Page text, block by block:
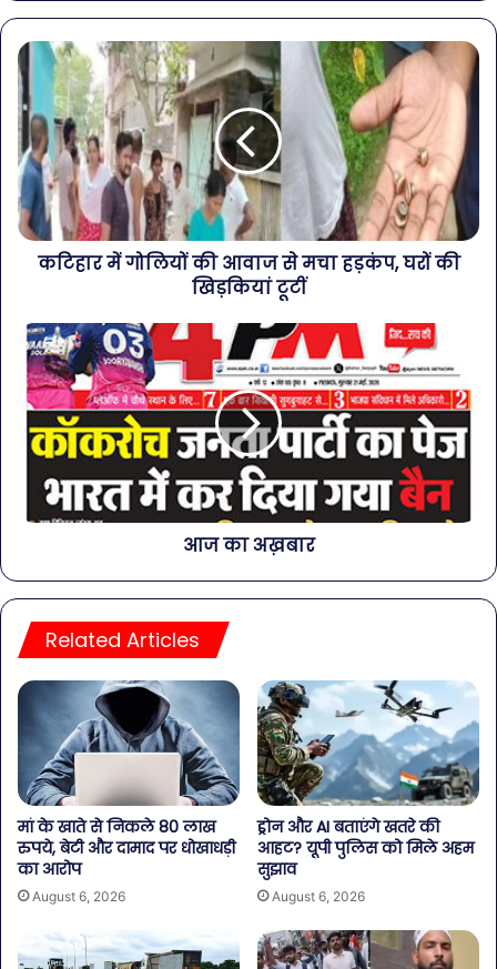
कटिहार में गोलियों की आवाज से मचा हड़कंप, घरों की
खिड़कियां टूटीं
आज का अख़बार
Related Articles
मां के खाते से निकले 80 लाख
रुपये, बेटी और दामाद पर धोखाधड़ी
का आरोप
August 6, 2026
ड्रोन और AI बताएंगे खतरे की
आहट? यूपी पुलिस को मिले अहम
सुझाव
August 6, 2026